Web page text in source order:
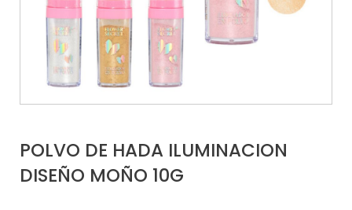
POLVO DE HADA ILUMINACION
DISEÑO MOÑO 10G